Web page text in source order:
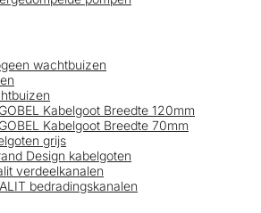
wachtbuizen
Kabelgoot Breedte 120mm
Kabelgoot Breedte 70mm
grijs
Design kabelgoten
verdeelkanalen
bedradingskanalen